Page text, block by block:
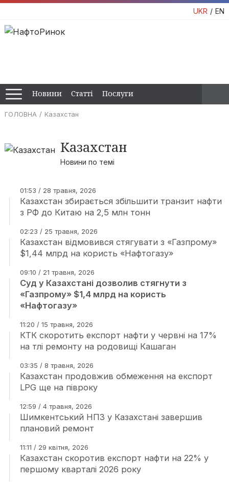
UKR EN
Новини Статті Послуги
ГОЛОВНА Казахстан
Казахстан
Новини по темі
01:53 / 28 травня, 2026
Казахстан збирається збільшити транзит нафти
з РФ до Китаю на 2,5 млн тонн
02:23 / 25 травня, 2026
Казахстан відмовився стягувати з «Газпрому»
$1,44 млрд на користь «Нафтогазу»
09:10 / 21 травня, 2026
Суд у Казахстані дозволив стягнути з
«Газпрому» $1,4 млрд на користь
«Нафтогазу»
11:20 / 15 травня, 2026
КТК скоротить експорт нафти у червні на 17%
на тлі ремонту на родовищі Кашаган
03:35 / 8 травня, 2026
Казахстан продовжив обмеження на експорт
LPG ще на півроку
12:59 / 4 травня, 2026
Шимкентський НПЗ у Казахстані завершив
плановий ремонт
11:11 / 29 квітня, 2026
Казахстан скоротив експорт нафти на 22% у
першому кварталі 2026 року